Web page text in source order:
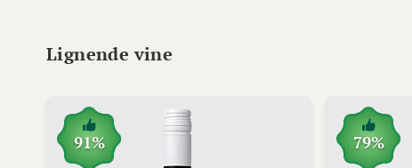
Lignende vine
91% 79%